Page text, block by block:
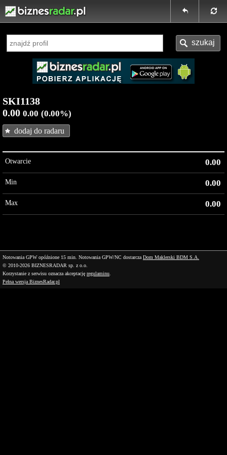
SKI1138
0.00 0.00 (0.00%)
dodaj do radaru
Otwarcie 0.00
Min 0.00
Max 0.00
Notowania GPW opóźnione 15 min. Notowania GPW/NC dostarcza Dom Maklerski BDM S.A.
© 2010-2026 BIZNESRADAR sp. z o.o.
Korzystanie z serwisu oznacza akceptację regulaminu
Pełna wersja BiznesRadar.pl